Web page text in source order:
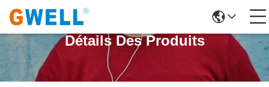
Détails Des Produits